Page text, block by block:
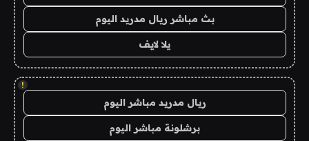
بث مباشر ريال مدريد اليوم
يلا لايف
!
ريال مدريد مباشر اليوم
برشلونة مباشر اليوم